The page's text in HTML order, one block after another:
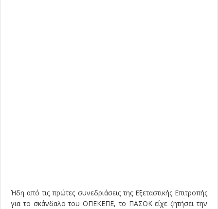
Ήδη από τις πρώτες συνεδριάσεις της Εξεταστικής Επιτροπής
για το σκάνδαλο του ΟΠΕΚΕΠΕ, το ΠΑΣΟΚ είχε ζητήσει την